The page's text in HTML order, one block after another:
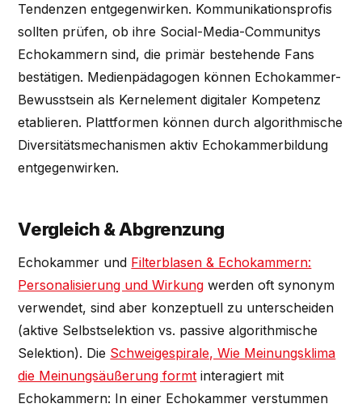
Tendenzen entgegenwirken. Kommunikationsprofis
sollten prüfen, ob ihre Social-Media-Communitys
Echokammern sind, die primär bestehende Fans
bestätigen. Medienpädagogen können Echokammer-
Bewusstsein als Kernelement digitaler Kompetenz
etablieren. Plattformen können durch algorithmische
Diversitätsmechanismen aktiv Echokammerbildung
entgegenwirken.
Vergleich & Abgrenzung
Echokammer und Filterblasen & Echokammern:
Personalisierung und Wirkung werden oft synonym
verwendet, sind aber konzeptuell zu unterscheiden
(aktive Selbstselektion vs. passive algorithmische
Selektion). Die Schweigespirale, Wie Meinungsklima
die Meinungsäußerung formt interagiert mit
Echokammern: In einer Echokammer verstummen